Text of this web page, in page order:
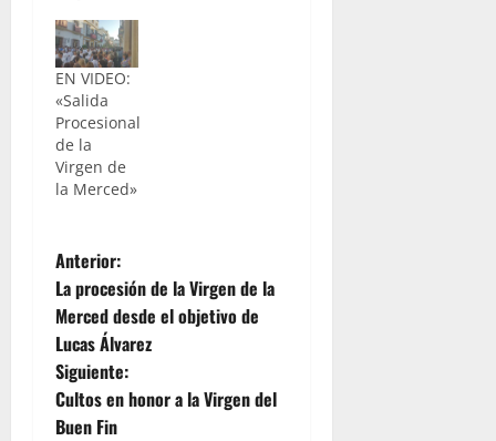
EN VIDEO:
«Salida
Procesional
de la
Virgen de
la Merced»
N
a
v
e
Anterior:
La procesión de la Virgen de la
Merced desde el objetivo de
Lucas Álvarez
Siguiente:
Cultos en honor a la Virgen del
Buen Fin